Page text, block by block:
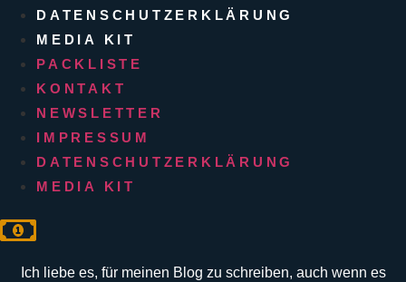
DATENSCHUTZERKLÄRUNG
MEDIA KIT
PACKLISTE
KONTAKT
NEWSLETTER
IMPRESSUM
DATENSCHUTZERKLÄRUNG
MEDIA KIT
Ich liebe es, für meinen Blog zu schreiben, auch wenn es